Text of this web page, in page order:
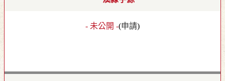
- 未公開 -(申請)